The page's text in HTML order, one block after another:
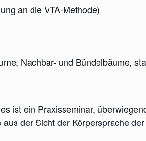
an die VTA-Methode)
Nachbar- und Bündelbäume,
ist ein Praxisseminar,
der Sicht der Körpersprache